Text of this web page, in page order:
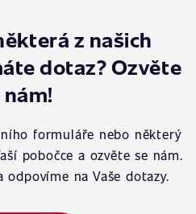
z našich
dotaz? Ozvěte
nám!
formuláře nebo některý
pobočce a ozvěte se nám.
odpovíme na Vaše dotazy.